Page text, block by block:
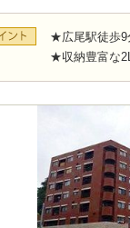
★広尾駅徒歩9
★収納豊富な